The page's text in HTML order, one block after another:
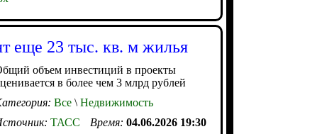
еще 23 тыс. кв. м жилья
объем инвестиций в проекты
в более чем 3 млрд рублей
Все \ Недвижимость
ТАСС Время: 04.06.2026 19:30